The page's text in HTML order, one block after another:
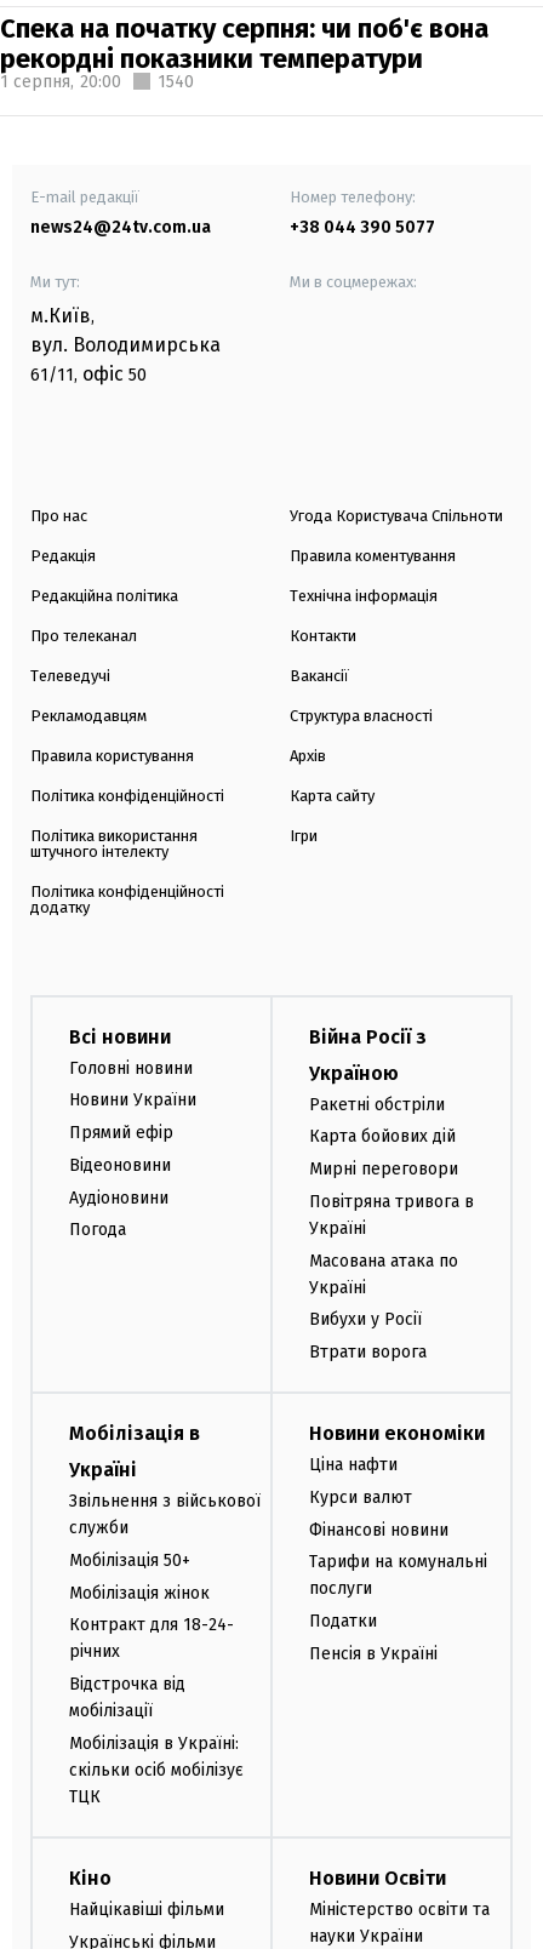
Спека на початку серпня: чи поб'є вона
рекордні показники температури
1 серпня, 20:00 1540
E-mail редакції
news24@24tv.com.ua
Номер телефону:
+38 044 390 5077
Ми тут:
м.Київ,
вул. Володимирська
61/11, офіс 50
Ми в соцмережах:
Про нас
Редакція
Редакційна політика
Про телеканал
Телеведучі
Рекламодавцям
Правила користування
Політика конфіденційності
Політика використання
штучного інтелекту
Політика конфіденційності
додатку
Угода Користувача Спільноти
Правила коментування
Технічна інформація
Контакти
Вакансії
Структура власності
Архів
Карта сайту
Ігри
Всі новини
Головні новини
Новини України
Прямий ефір
Відеоновини
Аудіоновини
Погода
Війна Росії з
Україною
Ракетні обстріли
Карта бойових дій
Мирні переговори
Повітряна тривога в
Україні
Масована атака по
Україні
Вибухи у Росії
Втрати ворога
Мобілізація в
Україні
Звільнення з військової
служби
Мобілізація 50+
Мобілізація жінок
Контракт для 18-24-
річних
Відстрочка від
мобілізації
Мобілізація в Україні:
скільки осіб мобілізує
ТЦК
Новини економіки
Ціна нафти
Курси валют
Фінансові новини
Тарифи на комунальні
послуги
Податки
Пенсія в Україні
Кіно
Найцікавіші фільми
Українські фільми
Новини Освіти
Міністерство освіти та
науки України